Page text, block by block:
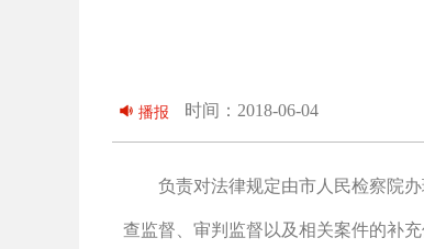
播报 时间：2018-06-04
负责对法律规定由市人民检察院办
查监督、审判监督以及相关案件的补